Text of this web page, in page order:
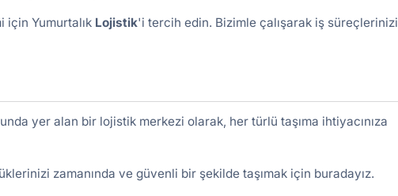
için Yumurtalık Lojistik'i tercih edin. Bizimle çalışarak iş süreçlerinizi
yer alan bir lojistik merkezi olarak, her türlü taşıma ihtiyacınıza
zamanında ve güvenli bir şekilde taşımak için buradayız.